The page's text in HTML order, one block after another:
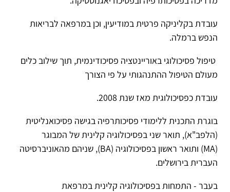
עובדת בקליניקה פרטית במודיעין, וכן במרפאה לבריאות
הנפש ברמלה.
טיפול פסיכולוגי באוריינטציה פסיכודינמית, תוך שילוב כלים
מעולם הטיפול ההתנהגותי על פי הצורך
עובדת כפסיכולוגית מאז שנת 2008.
בוגרת התכנית ללימודי פסיכותרפיה בגישה פסיכואנליטית
(הלפב"א), תואר שני בפסיכולוגיה קלינית של המבוגר
(MA) ותואר ראשון בפסיכולוגיה (BA), שניהם מהאוניברסיטה
העברית בירושלים.
בעבר - התמחות בפסיכולוגיה קלינית במרפאת